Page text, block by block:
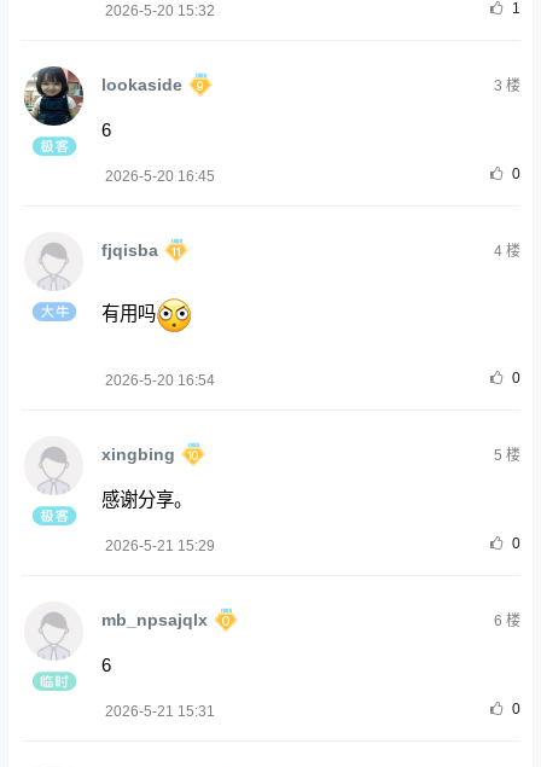
2026-5-20 15:32 1
lookaside 3 楼
6
2026-5-20 16:45 0
fjqisba 4楼
有用吗
2026-5-20 16:54 0
xingbing 5 楼
感谢分享。
2026-5-21 15:29 0
mb_npsajqlx 6 楼
6
2026-5-21 15:31 0